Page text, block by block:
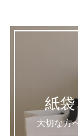
紙
大切な方